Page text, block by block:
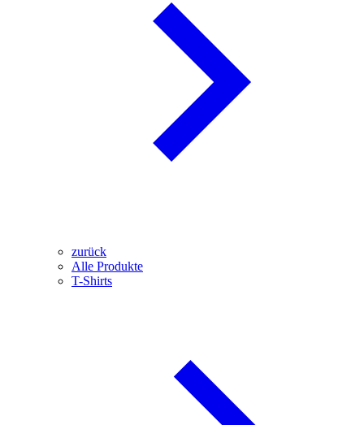
zurück
Alle Produkte
T-Shirts